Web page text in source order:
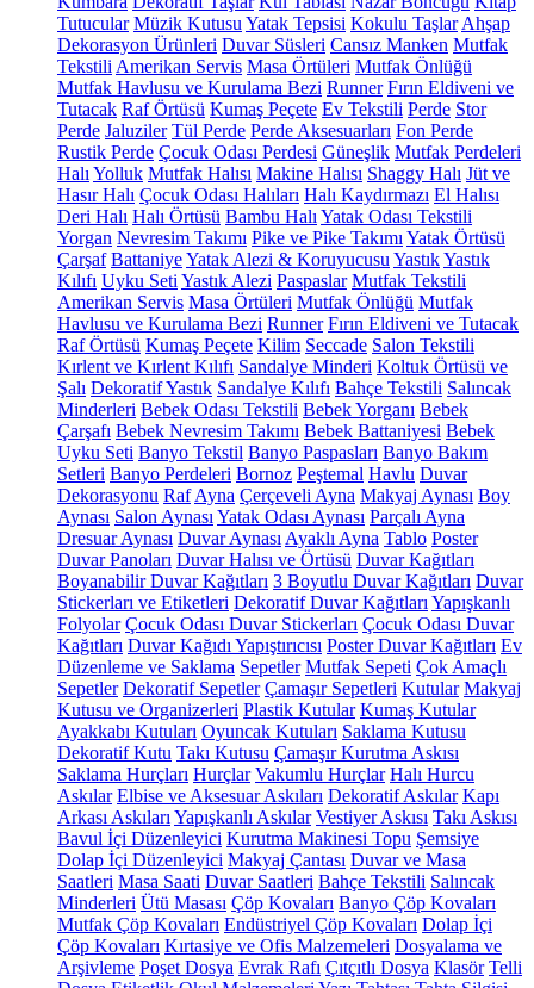
Tutucular Müzik Kutusu Yatak Tepsisi Kokulu Taşlar Ahşap
Dekorasyon Ürünleri Duvar Süsleri Cansız Manken Mutfak
Tekstili Amerikan Servis Masa Örtüleri Mutfak Önlüğü
Mutfak Havlusu ve Kurulama Bezi Runner Fırın Eldiveni ve
Tutacak Raf Örtüsü Kumaş Peçete Ev Tekstili Perde Stor
Perde Jaluziler Tül Perde Perde Aksesuarları Fon Perde
Rustik Perde Çocuk Odası Perdesi Güneşlik Mutfak Perdeleri
Halı Yolluk Mutfak Halısı Makine Halısı Shaggy Halı Jüt ve
Hasır Halı Çocuk Odası Halıları Halı Kaydırmazı El Halısı
Deri Halı Halı Örtüsü Bambu Halı Yatak Odası Tekstili
Yorgan Nevresim Takımı Pike ve Pike Takımı Yatak Örtüsü
Çarşaf BattaniyeYatak Alezi & Koruyucusu YastıkYastık
Kılıfı Uyku Seti Yastık Alezi Paspaslar Mutfak Tekstili
Amerikan Servis Masa Örtüleri Mutfak Önlüğü Mutfak
Havlusu ve Kurulama Bezi Runner Fırın Eldiveni ve Tutacak
Raf Örtüsü Kumaş Peçete Kilim Seccade Salon Tekstili
Kırlent ve Kırlent Kılıfı Sandalye Minderi Koltuk Örtüsü ve
Şalı Dekoratif Yastık Sandalye Kılıfı Bahçe Tekstili Salıncak
Minderleri Bebek Odası Tekstili Bebek Yorganı Bebek
Çarşafı Bebek Nevresim Takımı Bebek Battaniyesi Bebek
Uyku Seti Banyo Tekstil Banyo Paspasları Banyo Bakım
Setleri Banyo Perdeleri Bornoz Peştemal Havlu Duvar
Dekorasyonu Raf Ayna Çerçeveli Ayna Makyaj Aynası Boy
Aynası Salon Aynası Yatak Odası Aynası Parçalı Ayna
Dresuar Aynası Duvar Aynası Ayaklı Ayna Tablo Poster
Duvar Panoları Duvar Halısı ve Örtüsü Duvar Kağıtları
Boyanabilir Duvar Kağıtları 3 Boyutlu Duvar Kağıtları Duvar
Stickerları ve Etiketleri Dekoratif Duvar Kağıtları Yapışkanlı
Folyolar Çocuk Odası Duvar Stickerları Çocuk Odası Duvar
Kağıtları Duvar Kağıdı Yapıştırıcısı Poster Duvar Kağıtları Ev
Düzenleme ve Saklama Sepetler Mutfak Sepeti Çok Amaçlı
Sepetler Dekoratif Sepetler Çamaşır Sepetleri Kutular Makyaj
Kutusu ve Organizerleri Plastik Kutular Kumaş Kutular
Ayakkabı Kutuları Oyuncak Kutuları Saklama Kutusu
Dekoratif Kutu Takı Kutusu Çamaşır Kurutma Askısı
Saklama Hurçları Hurçlar Vakumlu Hurçlar Halı Hurcu
Askılar Elbise ve Aksesuar Askıları Dekoratif Askılar Kapı
Arkası Askıları Yapışkanlı Askılar Vestiyer Askısı Takı Askısı
Bavul İçi Düzenleyici Kurutma Makinesi Topu Şemsiye
Dolap İçi Düzenleyici Makyaj Çantası Duvar ve Masa
Saatleri Masa Saati Duvar Saatleri Bahçe Tekstili Salıncak
Minderleri Ütü Masası Çöp Kovaları Banyo Çöp Kovaları
Mutfak Çöp Kovaları Endüstriyel Çöp Kovaları Dolap İçi
Çöp Kovaları Kırtasiye ve Ofis Malzemeleri Dosyalama ve
Arşivleme Poşet Dosya Evrak Rafı Çıtçıtlı Dosya Klasör Telli